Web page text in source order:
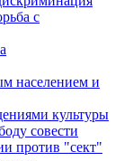
с
населением и
культуры
совести
против "сект"